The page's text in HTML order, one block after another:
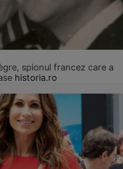
spionul francez care a
historia.ro